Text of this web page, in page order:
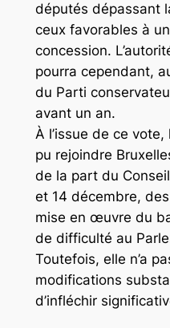
députés dépassant
ceux favorables à
concession.
pourra cependant,
du Parti
avant un an.
À l’issue de ce
pu rejoindre
de la part du
et 14 décembre,
mise en œuvre du
de difficulté au
Toutefois, elle n’a
modifications
d’infléchir